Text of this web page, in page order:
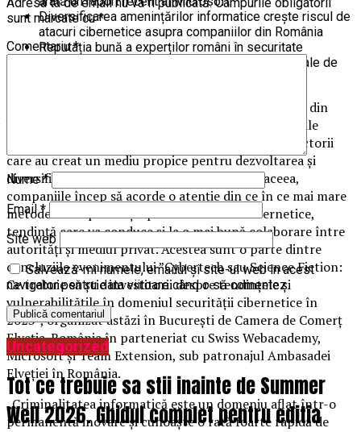
Diversificarea amenințărilor informatice crește riscul de
atacuri cibernetice asupra companiilor din România
Reputația bună a experților români în securitate
informatică conduce la o creștere a cererii globale de
Munca de acasă sau munca în regim hibrid, războiul din
Ucraina și contextul economic actual, precum și noile
evoluții din domeniul inteligenței artificiale sunt factorii
care au creat un mediu propice pentru dezvoltarea și
diversificarea amenințărilor informatice. De aceea,
companiile încep să acorde o atenție din ce în ce mai mare
metodelor de prevenție pentru atacurile cibernetice,
tendință care va conduce și la o mai bună colaborare între
autorități și mediul privat. Acestea sunt o parte dintre
concluziile evenimentului ”Cybertech sau Science Fiction:
Ce trebuie să știe investitorii despre tendințele și
vulnerabilitățile în domeniul securității cibernetice în
2023”, organizat astăzi în București de Camera de Comerț
Elveția-România în parteneriat cu Swiss Webacademy,
Microsoft și Team Extension, sub patronajul Ambasadei
Elveției în România.
„Criminalitatea informatică este un domeniu aflat într-o
permanentă inovare și cunoaște o rată foarte rapidă de
sunt marcate cu*
Comentariu*
Nume*
Email*
Site web
Salvează-mi numele, emailul și site-ul web în acest
navigator pentru data viitoare când o să comentez.
Uncategorized
Tot ce trebuie sa stii inainte de Summer
Well 2026. Ghidul complet pentru editia